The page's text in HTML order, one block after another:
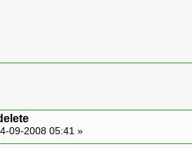
09-2008 05:41 »